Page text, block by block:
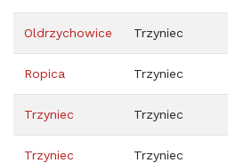
Oldrzychowice Trzyniec
Ropica Trzyniec
Trzyniec Trzyniec
Trzyniec
Trzyniec